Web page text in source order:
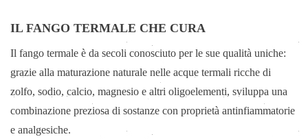
IL FANGO TERMALE CHE CURA
Il fango termale è da secoli conosciuto per le sue qualità uniche:
grazie alla maturazione naturale nelle acque termali ricche di
zolfo, sodio, calcio, magnesio e altri oligoelementi, sviluppa una
combinazione preziosa di sostanze con proprietà antinfiammatorie
e analgesiche.